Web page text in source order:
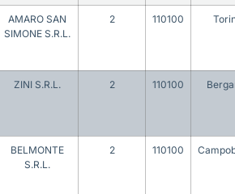
AMARO SAN
SIMONE S.R.L.
2 110100
ZINI S.R.L. 2 110100
BELMONTE
S.R.L.
2 110100